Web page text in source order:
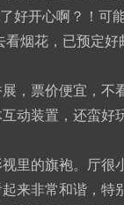
好开心啊？！可
烟花，已预定好
，票价便宜，不
动装置，还蛮好
里的旗袍。厅很
来非常和谐，特